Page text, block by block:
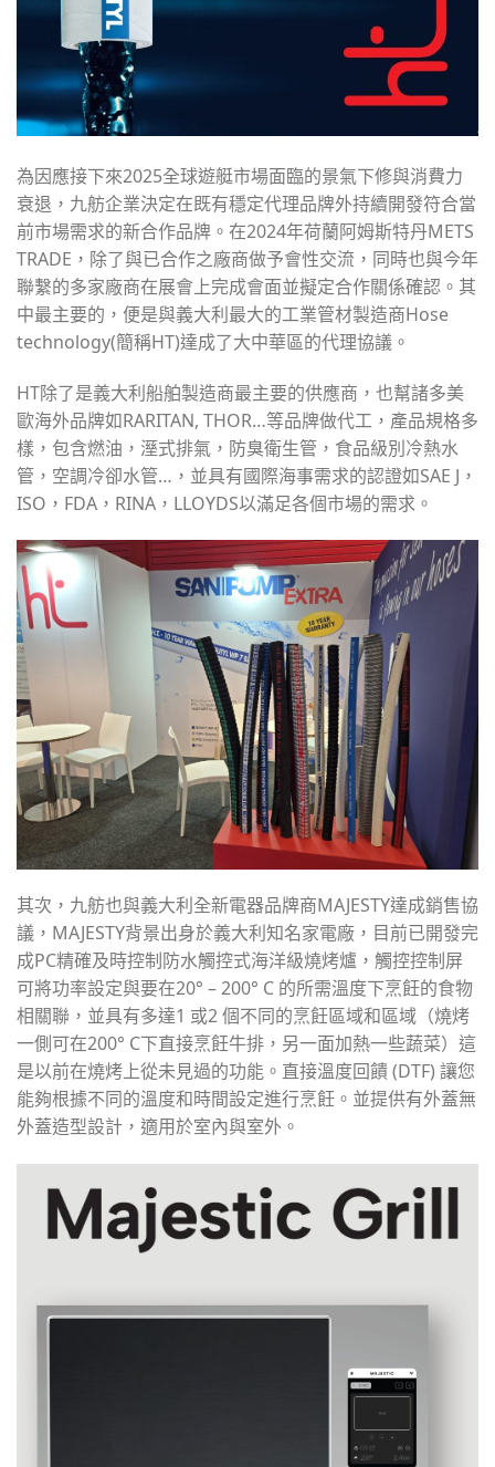
為因應接下來2025全球遊艇市場面臨的景氣下修與消費力
衰退，九舫企業決定在既有穩定代理品牌外持續開發符合當
前市場需求的新合作品牌。在2024年荷蘭阿姆斯特丹METS
TRADE，除了與已合作之廠商做予會性交流，同時也與今年
聯繫的多家廠商在展會上完成會面並擬定合作關係確認。其
中最主要的，便是與義大利最大的工業管材製造商Hose
technology(簡稱HT)達成了大中華區的代理協議。
HT除了是義大利船舶製造商最主要的供應商，也幫諸多美
歐海外品牌如RARITAN, THOR…等品牌做代工，產品規格多
樣，包含燃油，溼式排氣，防臭衛生管，食品級別冷熱水
管，空調冷卻水管…，並具有國際海事需求的認證如SAE J，
ISO，FDA，RINA，LLOYDS以滿足各個市場的需求。
其次，九舫也與義大利全新電器品牌商MAJESTY達成銷售協
議，MAJESTY背景出身於義大利知名家電廠，目前已開發完
成PC精確及時控制防水觸控式海洋級燒烤爐，觸控控制屏
可將功率設定與要在20° – 200° C 的所需溫度下烹飪的食物
相關聯，並具有多達1 或2 個不同的烹飪區域和區域（燒烤
一側可在200° C下直接烹飪牛排，另一面加熱一些蔬菜）這
是以前在燒烤上從未見過的功能。直接溫度回饋 (DTF) 讓您
能夠根據不同的溫度和時間設定進行烹飪。並提供有外蓋無
外蓋造型設計，適用於室內與室外。